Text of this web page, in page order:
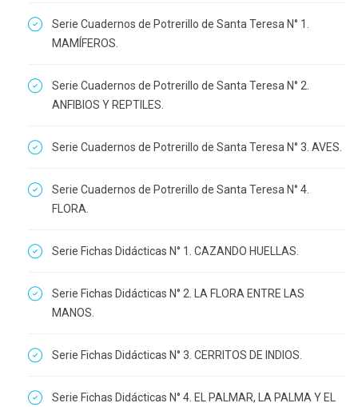
Serie Cuadernos de Potrerillo de Santa Teresa N° 1.
MAMÍFEROS.
Serie Cuadernos de Potrerillo de Santa Teresa N° 2.
ANFIBIOS Y REPTILES.
Serie Cuadernos de Potrerillo de Santa Teresa N° 3. AVES.
Serie Cuadernos de Potrerillo de Santa Teresa N° 4.
FLORA.
Serie Fichas Didácticas N° 1. CAZANDO HUELLAS.
Serie Fichas Didácticas N° 2. LA FLORA ENTRE LAS
MANOS.
Serie Fichas Didácticas N° 3. CERRITOS DE INDIOS.
Serie Fichas Didácticas N° 4. EL PALMAR, LA PALMA Y EL